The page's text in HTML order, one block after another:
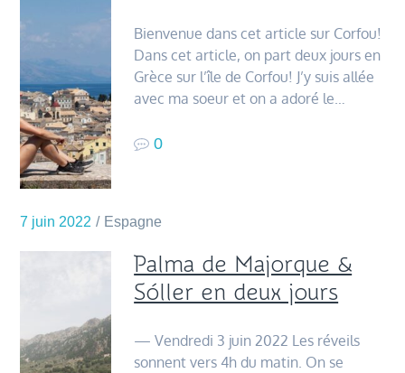
Bienvenue dans cet article sur Corfou!
Dans cet article, on part deux jours en
Grèce sur l’île de Corfou! J’y suis allée
avec ma soeur et on a adoré le…
0
7 juin 2022 Espagne
Palma de Majorque &
Sóller en deux jours
— Vendredi 3 juin 2022 Les réveils
sonnent vers 4h du matin. On se